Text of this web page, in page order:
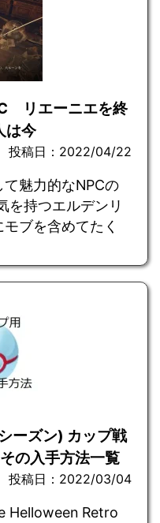
リエーニエを終
は今
投稿日：2022/04/22
て魅力的なNPCの
を持つエルデンリ
ブを含めてたく
ーズン) カップ戦
の入手方法一覧
投稿日：2022/03/04
Helloween Retro